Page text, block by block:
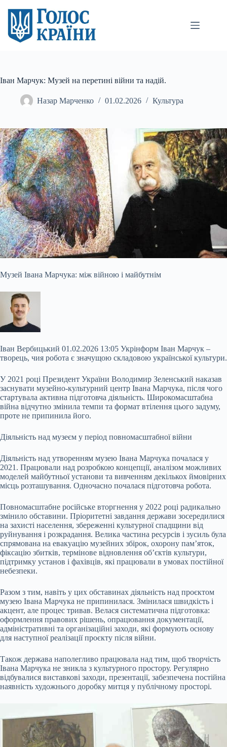
вмісту
Іван Марчук: Музей на перетині війни та надій.
Назар Марченко 01.02.2026 Культура
Музей Івана Марчука: між війною і майбутнім
Іван Вербицький 01.02.2026 13:05 Укрінформ Іван Марчук –
творець, чия робота є значущою складовою української культури.
У 2021 році Президент України Володимир Зеленський наказав
заснувати музейно-культурний центр Івана Марчука, після чого
стартувала активна підготовча діяльність. Широкомасштабна
війна відчутно змінила темпи та формат втілення цього задуму,
проте не припинила його.
Діяльність над музеєм у період повномасштабної війни
Діяльність над утворенням музею Івана Марчука почалася у
2021. Працювали над розробкою концепції, аналізом можливих
моделей майбутньої установи та вивченням декількох ймовірних
місць розташування. Одночасно почалася підготовча робота.
Повномасштабне російське вторгнення у 2022 році радикально
змінило обставини. Пріоритетні завдання держави зосередилися
на захисті населення, збереженні культурної спадщини від
руйнування і розкрадання. Велика частина ресурсів і зусиль була
спрямована на евакуацію музейних збірок, охорону пам’яток,
фіксацію збитків, термінове відновлення об’єктів культури,
підтримку установ і фахівців, які працювали в умовах постійної
небезпеки.
Разом з тим, навіть у цих обставинах діяльність над проєктом
музею Івана Марчука не припинилася. Змінилася швидкість і
акцент, але процес тривав. Велася систематична підготовка:
оформлення правових рішень, опрацювання документації,
адміністративні та організаційні заходи, які формують основу
для наступної реалізації проєкту після війни.
Також держава наполегливо працювала над тим, щоб творчість
Івана Марчука не зникла з культурного простору. Регулярно
відбувалися виставкові заходи, презентації, забезпечена постійна
наявність художнього доробку митця у публічному просторі.